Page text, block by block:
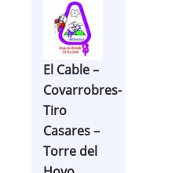
El Cable –
Covarrobres-
Tiro
Casares –
Torre del